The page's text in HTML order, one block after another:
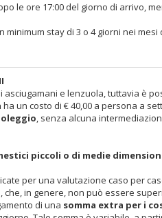
le ore 17:00 del giorno di arrivo,
minimum stay di 3 o 4 giorni nei
e lenzuola, tuttavia è
ha un costo di € 40,00 a persona a
, senza alcuna
piccoli o di medie
per una valutazione caso per
che, in genere, non può essere
di una somma extra per i